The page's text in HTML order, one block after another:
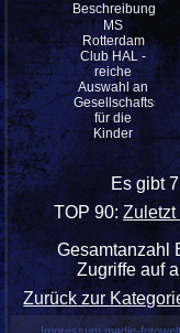
Beschreibung:
MS
Rotterdam
Club HAL -
reiche
Auswahl an
für die
Kinder
Es gibt
TOP 90: Zuletzt
Gesamtanzahl
Zugriffe auf
Zurück zur